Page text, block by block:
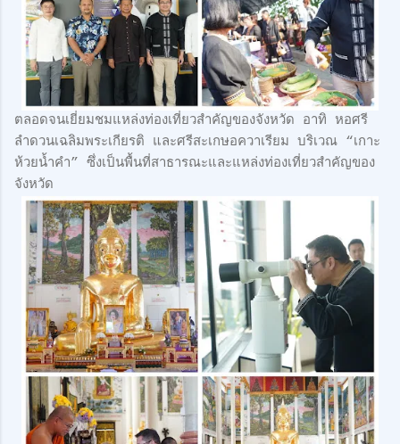
ตลอดจนเยี่ยมชมแหล่งท่องเที่ยวสำคัญของจังหวัด อาทิ หอศรี
ลำดวนเฉลิมพระเกียรติ และศรีสะเกษอควาเรียม บริเวณ “เกาะ
ห้วยน้ำคำ” ซึ่งเป็นพื้นที่สาธารณะและแหล่งท่องเที่ยวสำคัญของ
จังหวัด